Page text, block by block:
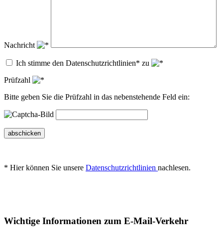
Nachricht
Ich stimme den Datenschutzrichtlinien* zu
Prüfzahl
Bitte geben Sie die Prüfzahl in das nebenstehende Feld ein:
abschicken
* Hier können Sie unsere Datenschutzrichtlinien nachlesen.
Wichtige Informationen zum E-Mail-Verkehr